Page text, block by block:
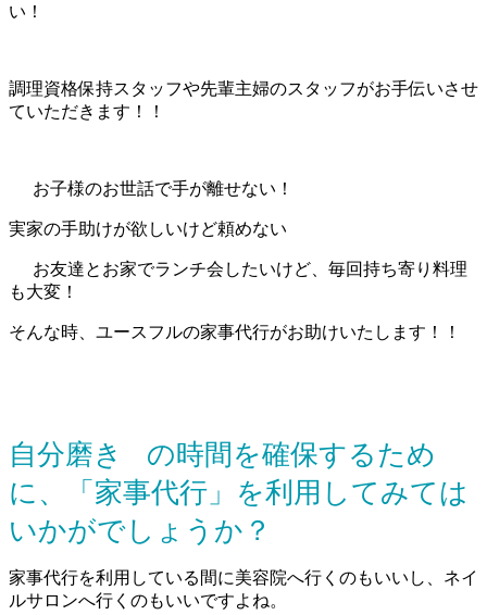
い！
調理資格保持スタッフや先輩主婦のスタッフがお手伝いさせ
ていただきます！！
お子様のお世話で手が離せない！
実家の手助けが欲しいけど頼めない
お友達とお家でランチ会したいけど、毎回持ち寄り料理
も大変！
そんな時、ユースフルの家事代行がお助けいたします！！
自分磨き
の時間を確保するため
に、「家事代行」を利用してみては
いかがでしょうか？
家事代行を利用している間に美容院へ行くのもいいし、ネイ
ルサロンへ行くのもいいですよね。